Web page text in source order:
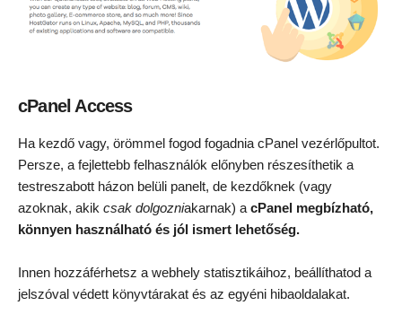
cPanel Access
Ha kezdő vagy, örömmel fogod fogadnia cPanel vezérlőpultot.
Persze, a fejlettebb felhasználók előnyben részesíthetik a
testreszabott házon belüli panelt, de kezdőknek (vagy
azoknak, akik csak dolgozniakarnak) a cPanel megbízható,
könnyen használható és jól ismert lehetőség.
Innen hozzáférhetsz a webhely statisztikáihoz, beállíthatod a
jelszóval védett könyvtárakat és az egyéni hibaoldalakat.